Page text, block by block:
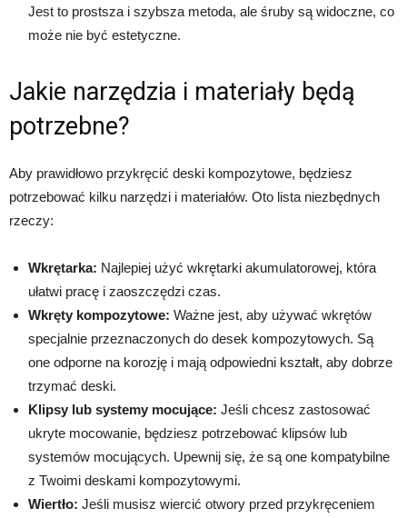
Jest to prostsza i szybsza metoda, ale śruby są widoczne, co
może nie być estetyczne.
Jakie narzędzia i materiały będą
potrzebne?
Aby prawidłowo przykręcić deski kompozytowe, będziesz
potrzebować kilku narzędzi i materiałów. Oto lista niezbędnych
rzeczy:
Wkrętarka: Najlepiej użyć wkrętarki akumulatorowej, która
ułatwi pracę i zaoszczędzi czas.
Wkręty kompozytowe: Ważne jest, aby używać wkrętów
specjalnie przeznaczonych do desek kompozytowych. Są
one odporne na korozję i mają odpowiedni kształt, aby dobrze
trzymać deski.
Klipsy lub systemy mocujące: Jeśli chcesz zastosować
ukryte mocowanie, będziesz potrzebować klipsów lub
systemów mocujących. Upewnij się, że są one kompatybilne
z Twoimi deskami kompozytowymi.
Wiertło: Jeśli musisz wiercić otwory przed przykręceniem